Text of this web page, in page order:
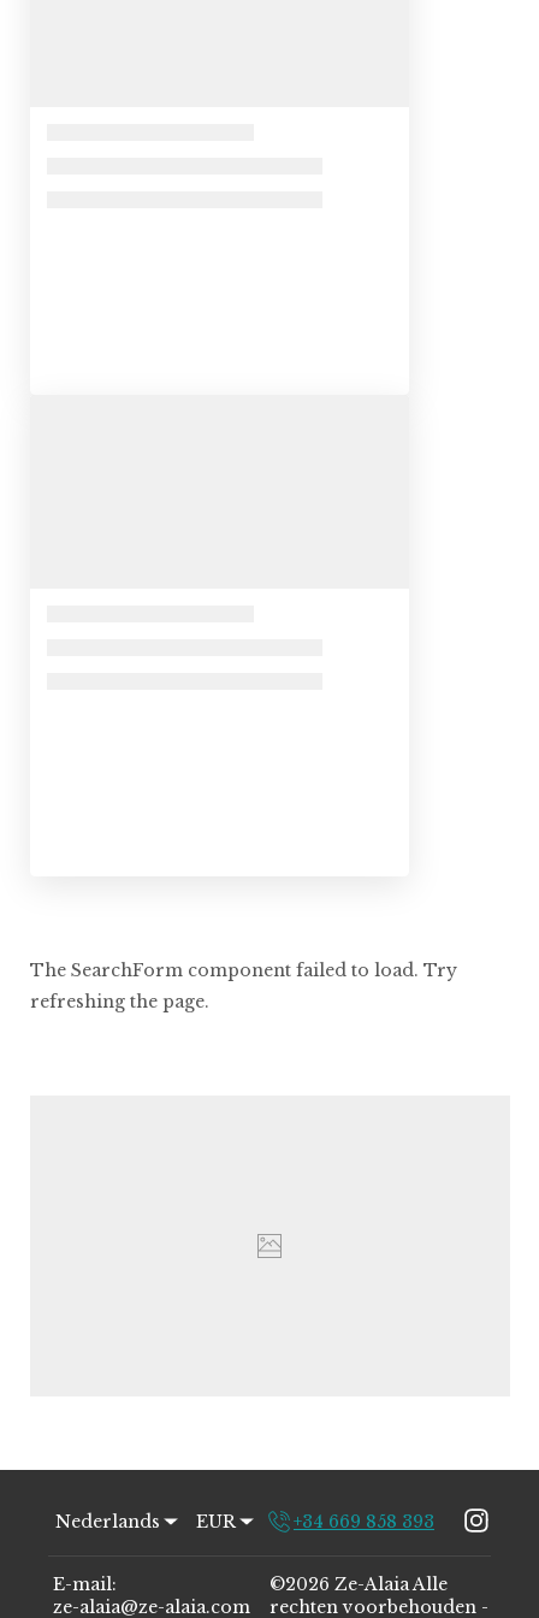
The SearchForm component failed to load. Try
refreshing the page.
Nederlands EUR +34 669 858 393
E-mail:
ze-alaia@ze-alaia.com
©2026 Ze-AlaiaAlle
rechten voorbehouden -